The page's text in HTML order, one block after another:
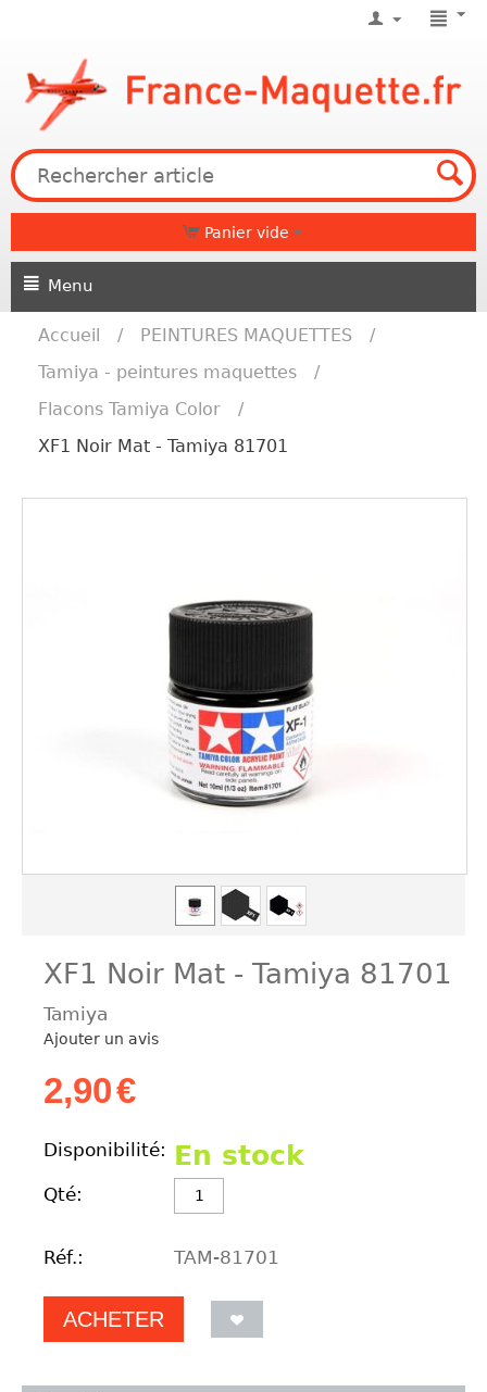
Panier vide
Menu
Accueil / PEINTURES MAQUETTES
/
Tamiya - peintures maquettes
/
Flacons Tamiya Color
/
XF1 Noir Mat - Tamiya 81701
XF1 Noir Mat - Tamiya 81701
Tamiya
Ajouter un avis
2,90€
Disponibilité: En stock
Qté:
Réf.: TAM-81701
ACHETER